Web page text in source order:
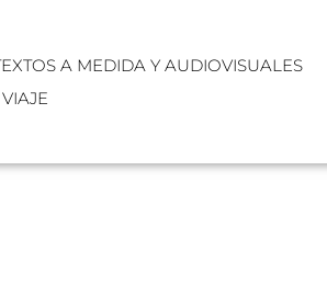
A MEDIDA Y AUDIOVISUALES